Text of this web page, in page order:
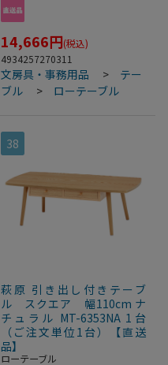
14,666円(税込)
4934257270311
文房具・事務用品 > テー
ブル
> ローテーブル
38
萩原 引き出し付きテーブ
ル スクエア 幅110cm ナ
チュラル MT-6353NA 1台
（ご注文単位1台）【直送
品】
ローテーブル